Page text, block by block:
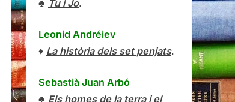
♣ Tu i Jo.
Leonid Andréiev
♦ La història dels set penjats.
Sebastià Juan Arbó
♣ Els homes de la terra i el